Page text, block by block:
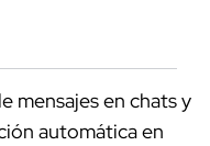
mensajes en chats y
automática en